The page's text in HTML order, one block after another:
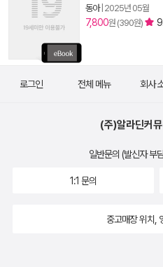
동아| 2025년 05월
7,800원 (390원)
로그인 전체 메뉴 회사
(주)알라딘커
일반문의 (발신자 부
1:1 문의
중고매장 위치,